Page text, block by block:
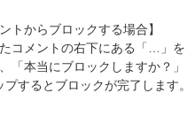
ントからブロックする場合】
コメントの右下にある「…」を
「本当にブロックしますか？
するとブロックが完了します。